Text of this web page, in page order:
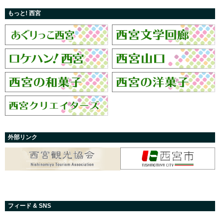
もっと! 西宮
外部リンク
フィード & SNS